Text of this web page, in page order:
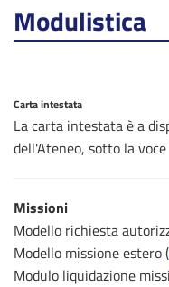
Modulistica
Carta intestata
La carta intestata è a
dell'Ateneo, sotto la
Missioni
Modello richiesta
Modello missione estero (
Modulo liquidazione